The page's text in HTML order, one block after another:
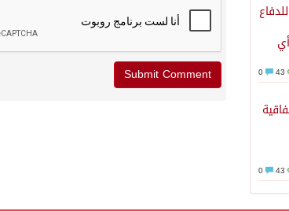
43
43